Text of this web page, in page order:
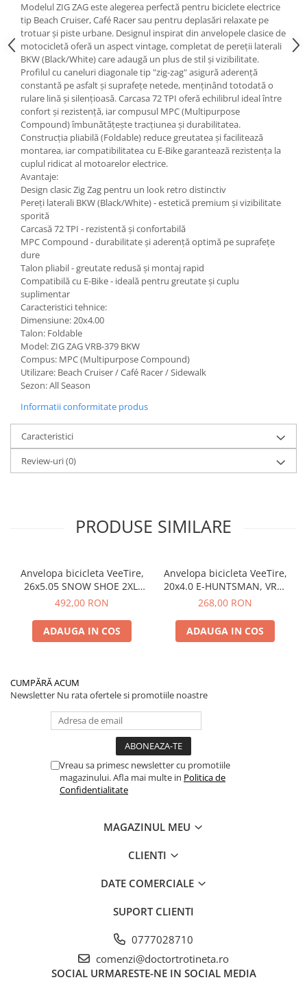
Cauciucuri bicicleta
Anvelope și Camere Utilaje
https://www.doctortrotineta.ro/plata-
tbi?
forceOriginalForEdit=1&preview=00681
Modelul ZIG ZAG este alegerea perfectă pentru biciclete electrice
tip Beach Cruiser, Café Racer sau pentru deplasări relaxate pe
trotuar și piste urbane. Designul inspirat din anvelopele clasice de
motocicletă oferă un aspect vintage, completat de pereții laterali
BKW (Black/White) care adaugă un plus de stil și vizibilitate.
Profilul cu caneluri diagonale tip "zig-zag" asigură aderență
constantă pe asfalt și suprafețe netede, menținând totodată o
rulare lină și silențioasă. Carcasa 72 TPI oferă echilibrul ideal între
confort și rezistență, iar compusul MPC (Multipurpose
Compound) îmbunătățește tracțiunea și durabilitatea.
Construcția pliabilă (Foldable) reduce greutatea și facilitează
montarea, iar compatibilitatea cu E-Bike garantează rezistența la
cuplul ridicat al motoarelor electrice.
Avantaje:
Design clasic Zig Zag pentru un look retro distinctiv
Pereți laterali BKW (Black/White) - estetică premium și vizibilitate
sporită
Carcasă 72 TPI - rezistentă și confortabilă
MPC Compound - durabilitate și aderență optimă pe suprafețe
dure
Talon pliabil - greutate redusă și montaj rapid
Compatibilă cu E-Bike - ideală pentru greutate și cuplu
suplimentar
Caracteristici tehnice:
Dimensiune: 20x4.00
Talon: Foldable
Model: ZIG ZAG VRB-379 BKW
Compus: MPC (Multipurpose Compound)
Utilizare: Beach Cruiser / Café Racer / Sidewalk
Sezon: All Season
Informatii conformitate produs
Caracteristici
Review-uri(0)
PRODUSE SIMILARE
Anvelopa bicicleta VeeTire,
26x5.05 SNOW SHOE 2XL,
VRB-386 SBK 72TPI, SC
BIKE - Made in Thailanda
492,00 RON
ADAUGA IN COS
Anvelopa bicicleta VeeTire,
20x4.0 E-HUNTSMAN, VRB-
461 BK 26TPI, EC WIRE BEAD
- Made in Thailanda
268,00 RON
ADAUGA IN COS
CUMPĂRĂ ACUM
Newsletter Nu rata ofertele si promotiile noastre
Vreau sa primesc newsletter cu promotiile
magazinului. Afla mai multe in Politica de
Confidentialitate
MAGAZINUL MEU
CLIENTI
DATE COMERCIALE
SUPORT CLIENTI
0777028710
comenzi@doctortrotineta.ro
SOCIAL URMARESTE-NE IN SOCIAL MEDIA